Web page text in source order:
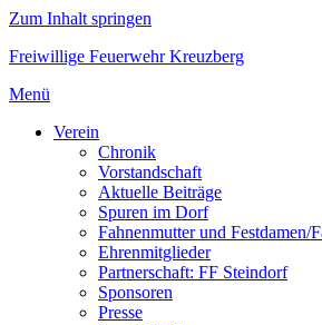
Zum Inhalt springen
Freiwillige Feuerwehr Kreuzberg
Menü
Verein
Chronik
Vorstandschaft
Aktuelle Beiträge
Spuren im Dorf
Fahnenmutter und Festdamen/
Ehrenmitglieder
Partnerschaft: FF Steindorf
Sponsoren
Presse